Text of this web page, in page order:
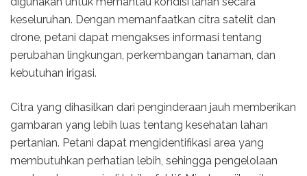
keseluruhan. Dengan memanfaatkan citra satelit dan
drone, petani dapat mengakses informasi tentang
perubahan lingkungan, perkembangan tanaman, dan
kebutuhan irigasi.
Citra yang dihasilkan dari penginderaan jauh memberikan
gambaran yang lebih luas tentang kesehatan lahan
pertanian. Petani dapat mengidentifikasi area yang
membutuhkan perhatian lebih, sehingga pengelolaan